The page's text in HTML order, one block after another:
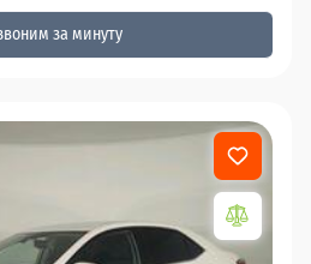
за минуту